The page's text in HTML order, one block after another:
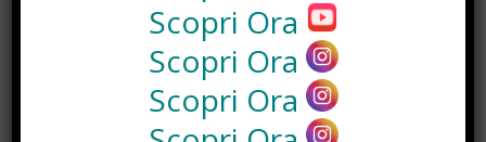
Scopri Ora
Scopri Ora
Scopri Ora